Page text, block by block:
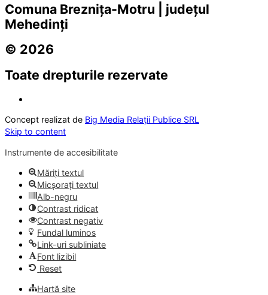
Comuna Breznița-Motru | județul
Mehedinți
© 2026
Toate drepturile rezervate
Concept realizat de Big Media Relații Publice SRL
Skip to content
Instrumente de accesibilitate
Măriți textul
Micșorați textul
Alb-negru
Contrast ridicat
Contrast negativ
Fundal luminos
Link-uri subliniate
Font lizibil
Reset
Hartă site